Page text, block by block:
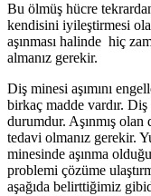
Bu ölmüş hücre
kendisini iyileştirmesi
aşınması halinde hiç
almanız gerekir.
Diş minesi aşımını
birkaç madde vardır. Diş
durumdur. Aşınmış
tedavi olmanız gerekir.
minesinde aşınma
problemi çözüme
aşağıda belirttiğimiz